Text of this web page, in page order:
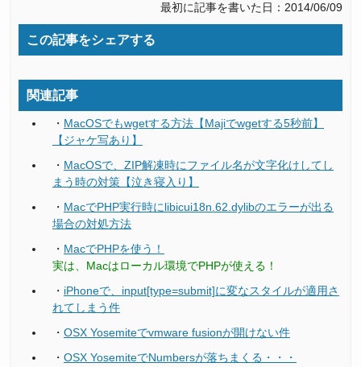
最初に記事を書いた日：2014/06/09
この記事をシェアする
関連記事
・ MacOSでもwgetする方法【Majiでwgetする5秒前】
【ジャケ写あり】
・ MacOSで、ZIP解凍時にファイル名が文字化けしてし
まう時の対策【泣き寝入り】
・ MacでPHP実行時にlibicui18n.62.dylibのエラーが出る
場合の対処方法
・ MacでPHPを使う！
実は、Macはローカル環境でPHPが使える！
・ iPhoneで、input[type=submit]に変なスタイルが適用さ
れてしまう件
・ OSX Yosemiteでvmware fusionが開けない件
・ OSX YosemiteでNumbersが落ちまくる・・・